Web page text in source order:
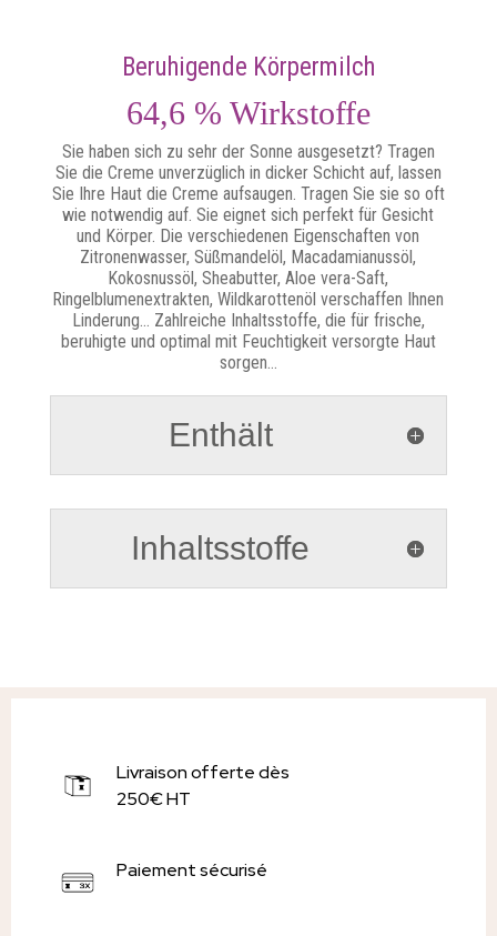
Beruhigende Körpermilch
64,6 % Wirkstoffe
Sie haben sich zu sehr der Sonne ausgesetzt? Tragen
Sie die Creme unverzüglich in dicker Schicht auf, lassen
Sie Ihre Haut die Creme aufsaugen. Tragen Sie sie so oft
wie notwendig auf. Sie eignet sich perfekt für Gesicht
und Körper. Die verschiedenen Eigenschaften von
Zitronenwasser, Süßmandelöl, Macadamianussöl,
Kokosnussöl, Sheabutter, Aloe vera-Saft,
Ringelblumenextrakten, Wildkarottenöl verschaffen Ihnen
Linderung… Zahlreiche Inhaltsstoffe, die für frische,
beruhigte und optimal mit Feuchtigkeit versorgte Haut
sorgen…
Enthält
Inhaltsstoffe
Livraison offerte dès
250€ HT
Paiement sécurisé